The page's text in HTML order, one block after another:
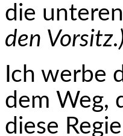
die
den
Ich werbe
dem Weg,
diese